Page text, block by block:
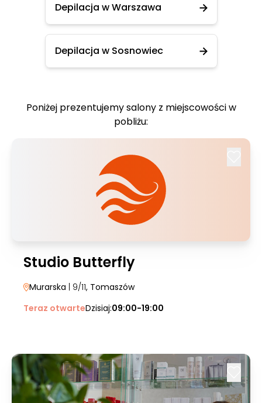
Depilacja w Warszawa
Depilacja w Sosnowiec
Poniżej prezentujemy salony z miejscowości w
pobliżu:
Studio Butterfly
Murarska | 9/11, Tomaszów
Teraz otwarteDzisiaj:09:00-19:00